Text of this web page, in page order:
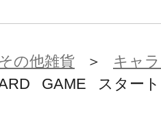
枚
スキル）
の他雑貨 ＞ キャ
GAME スター